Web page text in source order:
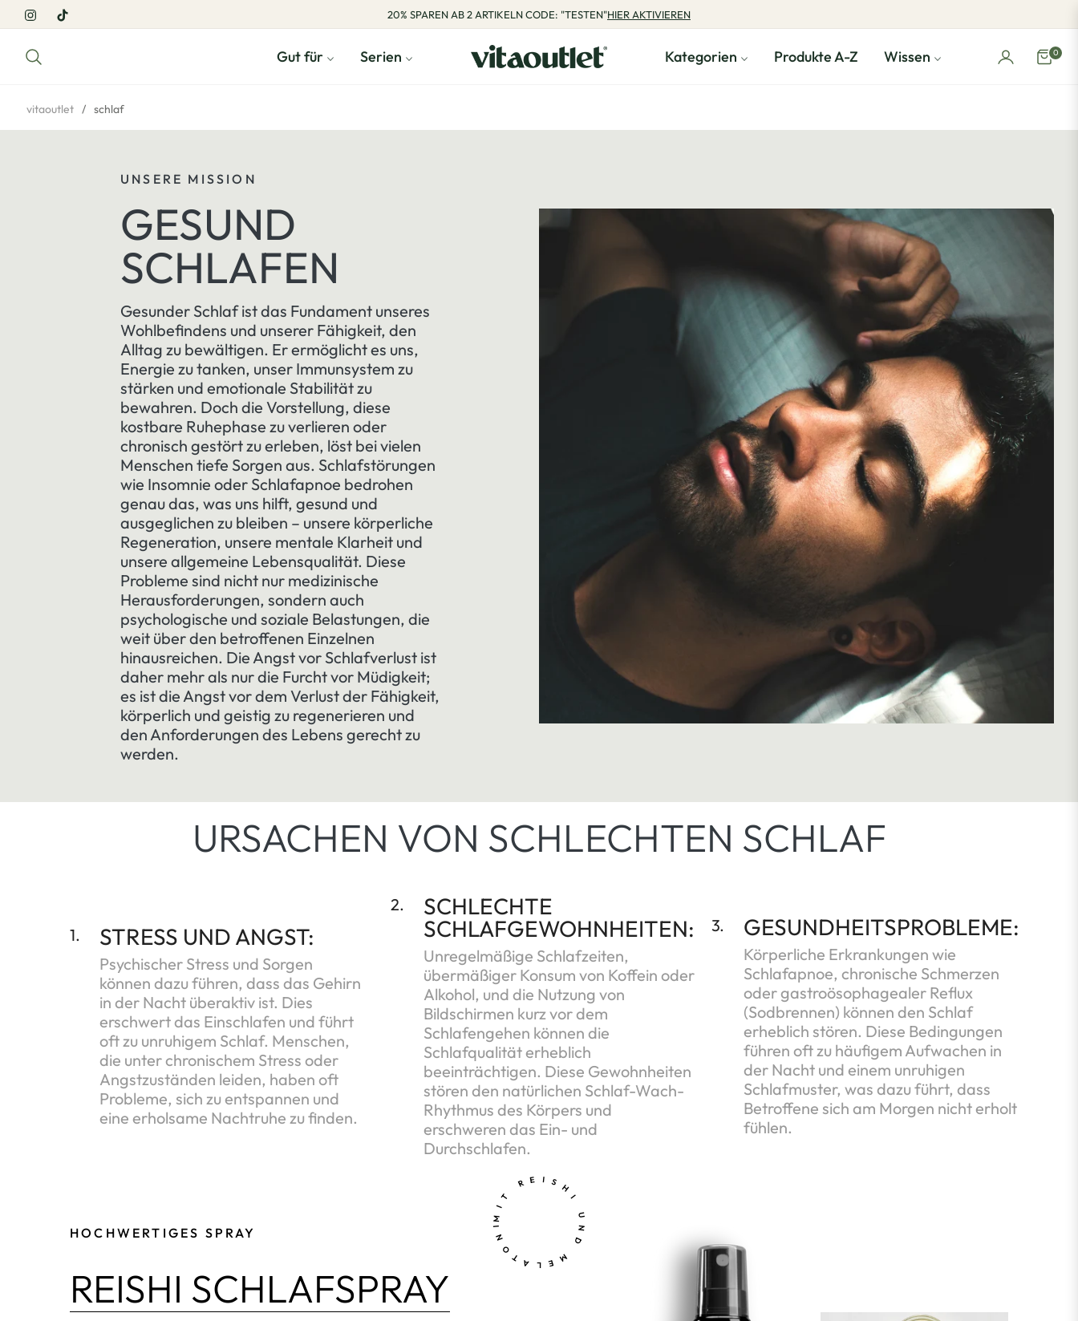
20% SPAREN AB 2 ARTIKELN CODE: "TESTEN"HIER AKTIVIEREN
Gut für Serien Kategorien Produkte A-Z Wissen 0
vitaoutlet / schlaf
UNSERE MISSION
GESUND
SCHLAFEN
Gesunder Schlaf ist das Fundament unseres
Wohlbefindens und unserer Fähigkeit, den
Alltag zu bewältigen. Er ermöglicht es uns,
Energie zu tanken, unser Immunsystem zu
stärken und emotionale Stabilität zu
bewahren. Doch die Vorstellung, diese
kostbare Ruhephase zu verlieren oder
chronisch gestört zu erleben, löst bei vielen
Menschen tiefe Sorgen aus. Schlafstörungen
wie Insomnie oder Schlafapnoe bedrohen
genau das, was uns hilft, gesund und
ausgeglichen zu bleiben – unsere körperliche
Regeneration, unsere mentale Klarheit und
unsere allgemeine Lebensqualität. Diese
Probleme sind nicht nur medizinische
Herausforderungen, sondern auch
psychologische und soziale Belastungen, die
weit über den betroffenen Einzelnen
hinausreichen. Die Angst vor Schlafverlust ist
daher mehr als nur die Furcht vor Müdigkeit;
es ist die Angst vor dem Verlust der Fähigkeit,
körperlich und geistig zu regenerieren und
den Anforderungen des Lebens gerecht zu
werden.
URSACHEN VON SCHLECHTEN SCHLAF
1. STRESS UND ANGST:
Psychischer Stress und Sorgen
können dazu führen, dass das Gehirn
in der Nacht überaktiv ist. Dies
erschwert das Einschlafen und führt
oft zu unruhigem Schlaf. Menschen,
die unter chronischem Stress oder
Angstzuständen leiden, haben oft
Probleme, sich zu entspannen und
eine erholsame Nachtruhe zu finden.
2.
SCHLECHTE
SCHLAFGEWOHNHEITEN:
Unregelmäßige Schlafzeiten,
übermäßiger Konsum von Koffein oder
Alkohol, und die Nutzung von
Bildschirmen kurz vor dem
Schlafengehen können die
Schlafqualität erheblich
beeinträchtigen. Diese Gewohnheiten
stören den natürlichen Schlaf-Wach-
Rhythmus des Körpers und
erschweren das Ein- und
Durchschlafen.
3. GESUNDHEITSPROBLEME:
Körperliche Erkrankungen wie
Schlafapnoe, chronische Schmerzen
oder gastroösophagealer Reflux
(Sodbrennen) können den Schlaf
erheblich stören. Diese Bedingungen
führen oft zu häufigem Aufwachen in
der Nacht und einem unruhigen
Schlafmuster, was dazu führt, dass
Betroffene sich am Morgen nicht erholt
fühlen.
HOCHWERTIGES SPRAY
REISHI SCHLAFSPRAY
MIT REISHI UND MELATONIN